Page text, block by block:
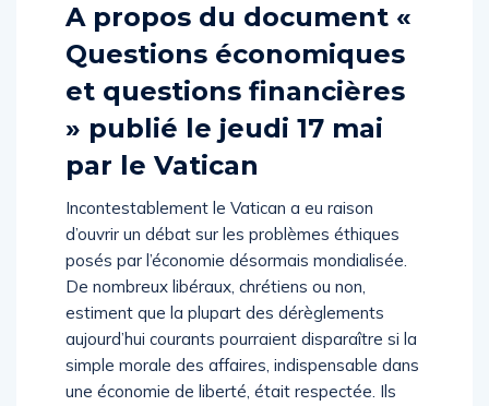
A propos du document «
Questions économiques
et questions financières
» publié le jeudi 17 mai
par le Vatican
Incontestablement le Vatican a eu raison
d’ouvrir un débat sur les problèmes éthiques
posés par l’économie désormais mondialisée.
De nombreux libéraux, chrétiens ou non,
estiment que la plupart des dérèglements
aujourd’hui courants pourraient disparaître si la
simple morale des affaires, indispensable dans
une économie de liberté, était respectée. Ils